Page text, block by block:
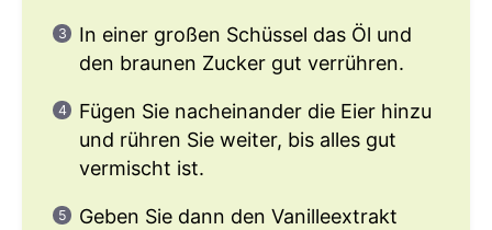
In einer großen Schüssel das Öl und
den braunen Zucker gut verrühren.
Fügen Sie nacheinander die Eier hinzu
und rühren Sie weiter, bis alles gut
vermischt ist.
Geben Sie dann den Vanilleextrakt